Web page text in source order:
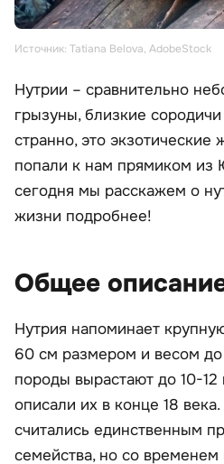
Источник: Tatiana Belova, AdobeStock
Нутрии – сравнительно
грызуны, близкие
странно, это экзотические
попали к нам прямиком
сегодня мы расскажем о
жизни подробнее!
Общее
Нутрия напоминает
60 см размером и весом до
породы вырастают до 10-
описали их в конце 18
считались единственным
семейства, но со временем